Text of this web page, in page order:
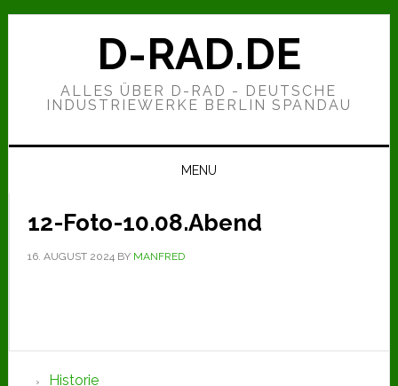
Zur
Hauptnavigation
Zum
Zur
D-RAD.DE
ALLES ÜBER D-RAD - DEUTSCHE
INDUSTRIEWERKE BERLIN SPANDAU
MENU
12-Foto-10.08.Abend
16. AUGUST 2024BY MANFRED
Seitenspalte
Historie